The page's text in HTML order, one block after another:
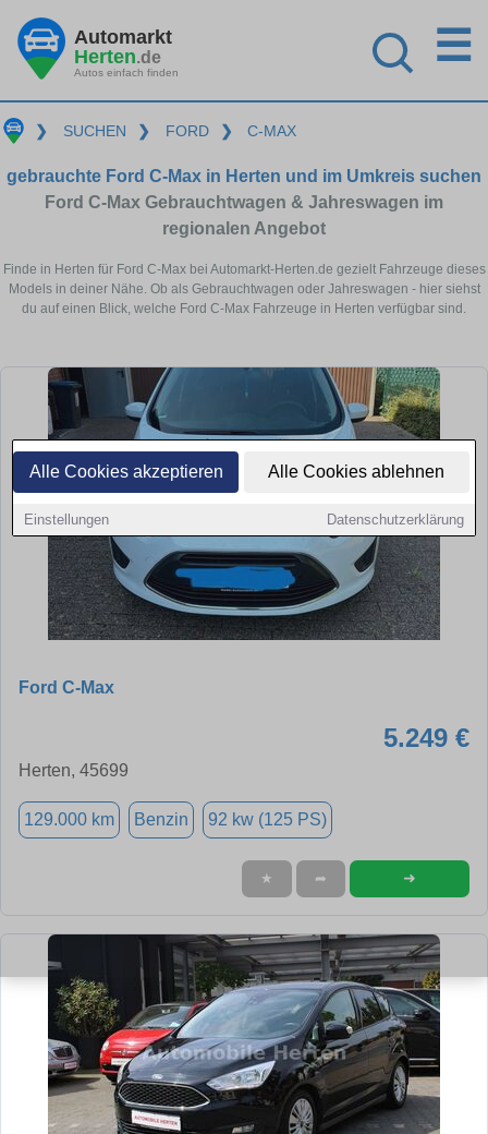
Alle Cookies akzeptieren Alle Cookies ablehnen
Einstellungen Datenschutzerklärung
Automarkt
Herten.de
Autos einfach finden
☰
❯ SUCHEN ❯ FORD ❯ C-MAX
gebrauchte Ford C-Max in Herten und im Umkreis suchen
Ford C-Max Gebrauchtwagen & Jahreswagen im
regionalen Angebot
Finde in Herten für Ford C-Max bei Automarkt-Herten.de gezielt Fahrzeuge dieses
Models in deiner Nähe. Ob als Gebrauchtwagen oder Jahreswagen - hier siehst
du auf einen Blick, welche Ford C-Max Fahrzeuge in Herten verfügbar sind.
Ford C-Max
5.249 €
Herten, 45699
129.000 km Benzin 92 kw (125 PS)
★ ➦ ➜